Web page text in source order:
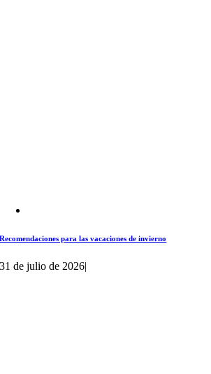
Recomendaciones para las vacaciones de invierno
31 de julio de 2026|